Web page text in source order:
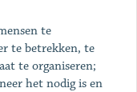
te
te betrekken, te
te organiseren;
het nodig is en